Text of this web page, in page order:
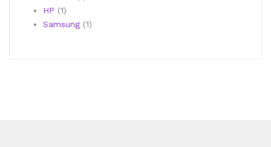
HP 11
producto
Samsung 11